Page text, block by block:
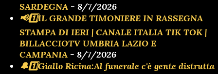
SARDEGNA - 8/7/2026
📢1️⃣IL GRANDE TIMONIERE IN RASSEGNA
STAMPA DI IERI | CANALE ITALIA TIK TOK |
BILLACCIOTV UMBRIA LAZIO E
CAMPANIA - 8/7/2026
🔔1️⃣Giallo Ricina:Al funerale c'è gente distrutta